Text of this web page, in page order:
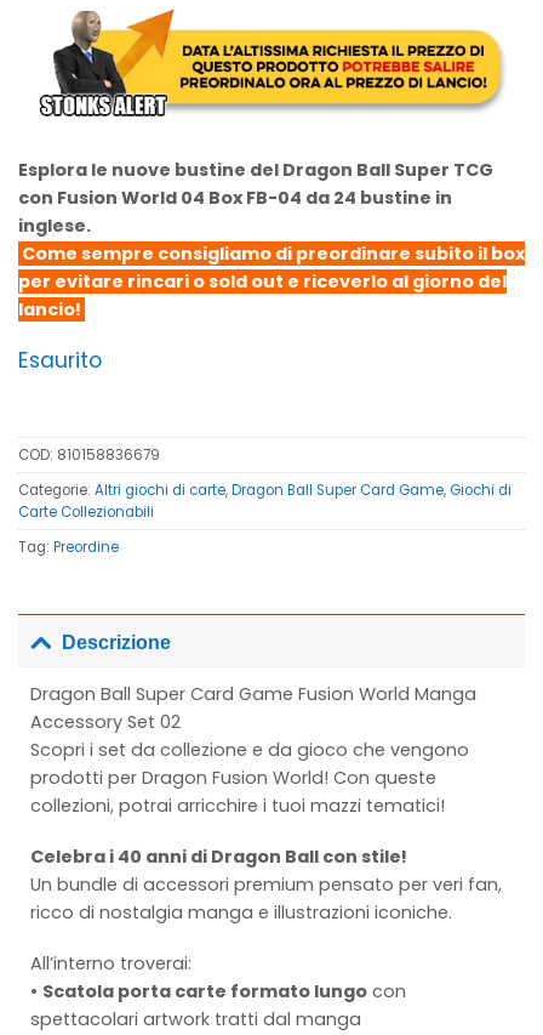
Esplora le nuove bustine del Dragon Ball Super TCG
con Fusion World 04 Box FB-04 da 24 bustine in
inglese.
Come sempre consigliamo di preordinare subito il box
per evitare rincari o sold out e riceverlo al giorno del
lancio!
Esaurito
COD: 810158836679
Categorie: Altri giochi di carte,Dragon Ball Super Card Game, Giochi di
Carte Collezionabili
Tag: Preordine
Descrizione
Dragon Ball Super Card Game Fusion World Manga
Accessory Set 02
Scopri i set da collezione e da gioco che vengono
prodotti per Dragon Fusion World! Con queste
collezioni, potrai arricchire i tuoi mazzi tematici!
Celebra i 40 anni di Dragon Ball con stile!
Un bundle di accessori premium pensato per veri fan,
ricco di nostalgia manga e illustrazioni iconiche.
All’interno troverai:
• Scatola porta carte formato lungo con
spettacolari artwork tratti dal manga